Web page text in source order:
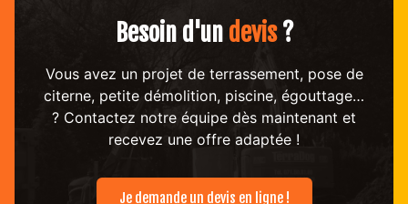
Besoin d'un devis?
Vous avez un projet de terrassement, pose de
citerne, petite démolition, piscine, égouttage…
? Contactez notre équipe dès maintenant et
recevez une offre adaptée !
Je demande un devis en ligne !